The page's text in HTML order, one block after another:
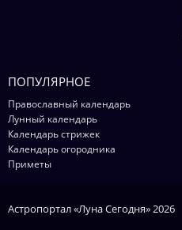
ПОПУЛЯРНОЕ
Православный календарь
Лунный календарь
Календарь стрижек
Календарь огородника
Приметы
Астропортал «Луна Сегодня» 2026